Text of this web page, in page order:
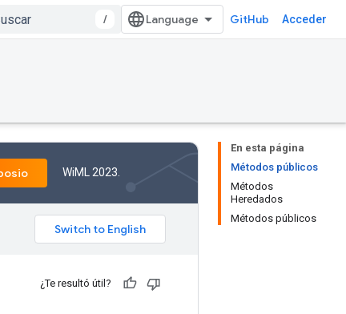
/ GitHub Acceder
En esta página
Métodos públicos
Métodos
Heredados
Métodos públicos
WiML 2023.
¿Te resultó útil?